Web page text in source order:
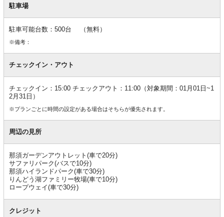
駐車場
駐車可能台数：500台 （無料）
※備考：
チェックイン・アウト
チェックイン：15:00 チェックアウト：11:00（対象期間：01月01日~1
2月31日）
※プランごとに時間の設定がある場合はそちらが優先されます。
周辺の見所
那須ガーデンアウトレット(車で20分)
サファリパーク(バスで10分)
那須ハイランドパーク(車で30分)
りんどう湖ファミリー牧場(車で10分)
ロープウェイ(車で30分)
クレジット